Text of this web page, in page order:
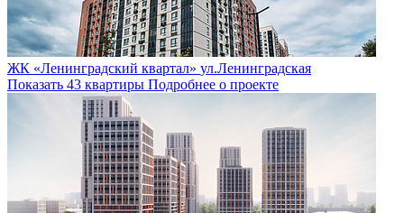
ЖК «Ленинградский квартал» ул.Ленинградская
Показать 43 квартиры Подробнее о проекте